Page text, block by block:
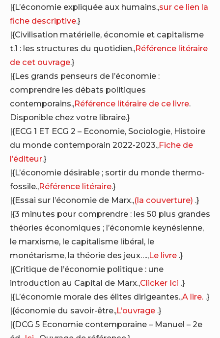
|{L’économie expliquée aux humains.,sur ce lien la
fiche descriptive.}
|{Civilisation matérielle, économie et capitalisme
t.1 : les structures du quotidien.,Référence litéraire
de cet ouvrage.}
|{Les grands penseurs de l’économie :
comprendre les débats politiques
contemporains.,Référence litéraire de ce livre.
Disponible chez votre libraire.}
|{ECG 1 ET ECG 2 – Economie, Sociologie, Histoire
du monde contemporain 2022-2023.,Fiche de
l’éditeur.}
|{L’économie désirable ; sortir du monde thermo-
fossile.,Référence litéraire.}
|{Essai sur l’économie de Marx.,(la couverture) .}
|{3 minutes pour comprendre : les 50 plus grandes
théories économiques ; l’économie keynésienne,
le marxisme, le capitalisme libéral, le
monétarisme, la théorie des jeux….,Le livre .}
|{Critique de l’économie politique : une
introduction au Capital de Marx.,Clicker Ici .}
|{L’économie morale des élites dirigeantes.,A lire. .}
|{économie du savoir-être.,L’ouvrage .}
|{DCG 5 Economie contemporaine – Manuel – 2e